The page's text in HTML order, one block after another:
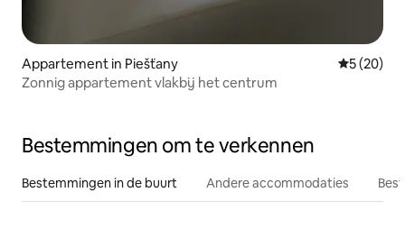
Appartement in Piešťany
5 (20)
Zonnig appartement vlakbij het centrum
Bestemmingen om te verkennen
Bestemmingen in de buurt Andere accommodaties